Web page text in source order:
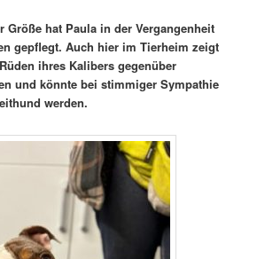
Größe hat Paula in der Vergangenheit
gepflegt. Auch hier im Tierheim zeigt
ihres Kalibers gegenüber
und könnte bei stimmiger Sympathie
werden.